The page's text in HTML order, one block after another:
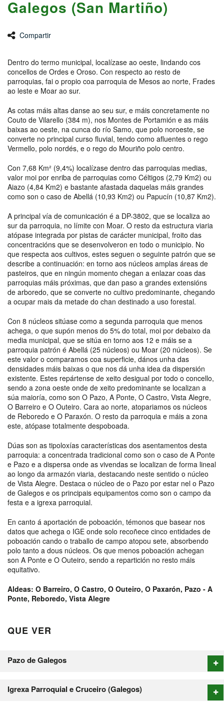
Galegos (San Martiño)
Compartir
Dentro do termo municipal, localízase ao oeste, lindando cos
concellos de Ordes e Oroso. Con respecto ao resto de
parroquias, fai o propio coa parroquia de Mesos ao norte, Frades
ao leste e Moar ao sur.
As cotas máis altas danse ao seu sur, e máis concretamente no
Couto de Vilarello (384 m), nos Montes de Portamión e as máis
baixas ao oeste, na cunca do río Samo, que polo noroeste, se
converte no principal curso fluvial, tendo como afluentes o rego
Vermello, polo nordés, e o rego do Mouriño polo centro.
Con 7,68 Km² (9,4%) localízase dentro das parroquias medias,
valor moi por enriba de parroquias como Céltigos (2,79 Km2) ou
Aiazo (4,84 Km2) e bastante afastada daquelas máis grandes
como son o caso de Abellá (10,93 Km2) ou Papucín (10,87 Km2).
A principal vía de comunicación é a DP-3802, que se localiza ao
sur da parroquia, no límite con Moar. O resto da estructura viaria
atópase integrada por pistas de carácter municipal, froito das
concentracións que se desenvolveron en todo o municipio. No
que respecta aos cultivos, estes seguen o seguinte patrón que se
describe a continuación: en torno aos núcleos amplas áreas de
pasteiros, que en ningún momento chegan a enlazar coas das
parroquias máis próximas, que dan paso a grandes extensións
de arboredo, que se converte no cultivo predominante, chegando
a ocupar mais da metade do chan destinado a uso forestal.
Con 8 núcleos sitúase como a segunda parroquia que menos
achega, o que supón menos do 5% do total, moi por debaixo da
media municipal, que se sitúa en torno aos 12 e máis se a
parroquia patrón é Abellá (25 núcleos) ou Moar (20 núcleos). Se
este valor o comparamos coa superficie, dános unha das
densidades máis baixas o que nos dá unha idea da dispersión
existente. Estes repártense de xeito desigual por todo o concello,
sendo a zona oeste onde de xeito predominante se localizan a
súa maioría, como son O Pazo, A Ponte, O Castro, Vista Alegre,
O Barreiro e O Outeiro. Cara ao norte, atopariamos os núcleos
de Reboredo e O Paraxón. O resto da parroquia e máis a zona
este, atópase totalmente despoboada.
Dúas son as tipoloxías características dos asentamentos desta
parroquia: a concentrada tradicional como son o caso de A Ponte
e Pazo e a dispersa onde as vivendas se localizan de forma lineal
ao longo da armazón viaria, destacando neste sentido o núcleo
de Vista Alegre. Destaca o núcleo de o Pazo por estar nel o Pazo
de Galegos e os principais equipamentos como son o campo da
festa e a igrexa parroquial.
En canto á aportación de poboación, témonos que basear nos
datos que achega o IGE onde solo recoñece cinco entidades de
poboación cando o traballo de campo atopou sete, absorbendo
polo tanto a dous núcleos. Os que menos poboación achegan
son A Ponte e O Outeiro, sendo a repartición no resto máis
equitativo.
Aldeas: O Barreiro, O Castro, O Outeiro, O Paxarón, Pazo - A
Ponte, Reboredo, Vista Alegre
QUE VER
Pazo de Galegos
Igrexa Parroquial e Cruceiro (Galegos)